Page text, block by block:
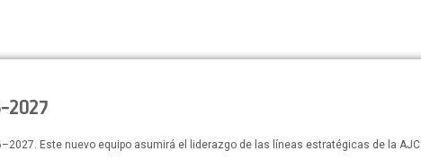
2027
Este nuevo equipo asumirá el liderazgo de las líneas estratégicas de la AJC